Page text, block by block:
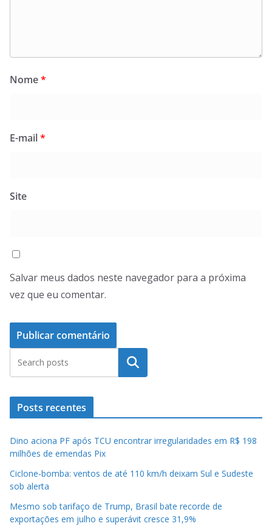
Nome*
E-mail*
Site
Salvar meus dados neste navegador para a próxima
vez que eu comentar.
Pesquisar
Posts recentes
Dino aciona PF após TCU encontrar irregularidades em R$ 198
milhões de emendas Pix
Ciclone-bomba: ventos de até 110 km/h deixam Sul e Sudeste
sob alerta
Mesmo sob tarifaço de Trump, Brasil bate recorde de
exportações em julho e superávit cresce 31,9%